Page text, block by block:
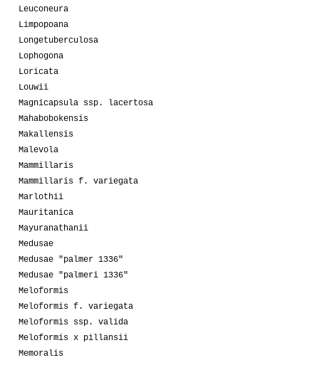
Leuconeura
Limpopoana
Longetuberculosa
Lophogona
Loricata
Louwii
Magnicapsula ssp. lacertosa
Mahabobokensis
Makallensis
Malevola
Mammillaris
Mammillaris f. variegata
Marlothii
Mauritanica
Mayuranathanii
Medusae
Medusae "palmer 1336"
Medusae "palmeri 1336"
Meloformis
Meloformis f. variegata
Meloformis ssp. valida
Meloformis x pillansii
Memoralis